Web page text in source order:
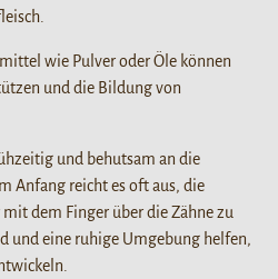
wie Pulver oder Öle können
und die Bildung von
und behutsam an die
Anfang reicht es oft aus, die
dem Finger über die Zähne zu
und eine ruhige Umgebung helfen,